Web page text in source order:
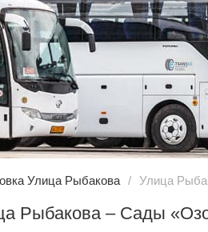
Улица Рыбакова Улица
Рыбакова – Сады